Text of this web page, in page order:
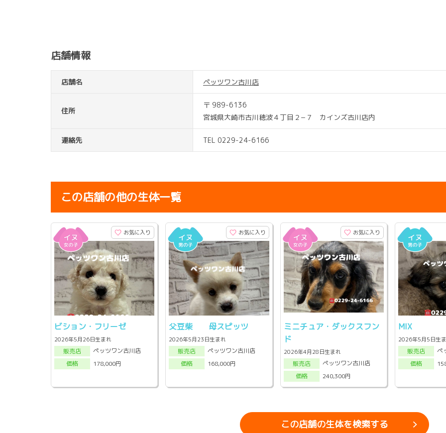
店舗情報
店舗名 ペッツワン古川店
住所
〒 989-6136
宮城県大崎市古川穂波４丁目２−７ カインズ古川店内
連絡先 TEL 0229-24-6166
この店舗の他の生体一覧
お気に入り
ビション・フリーゼ
2026年5月26日生まれ
販売店
ペッツワン古川店
価格
178,000円
お気に入り
父豆柴 母スピッツ
2026年5月23日生まれ
販売店
ペッツワン古川店
価格
168,000円
お気に入り
ミニチュア・ダックスフン
ド
2026年4月28日生まれ
販売店
ペッツワン古川店
価格
240,300円
MIX
2026年5月5日生
販売店
ペ
価格
この店舗の生体を検索する